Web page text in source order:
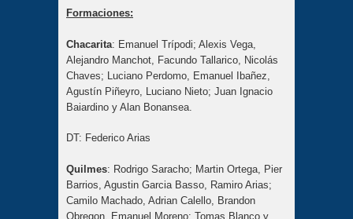
Formaciones:
Chacarita: Emanuel Trípodi; Alexis Vega,
Alejandro Manchot, Facundo Tallarico, Nicolás
Chaves; Luciano Perdomo, Emanuel Ibañez,
Agustín Piñeyro, Luciano Nieto; Juan Ignacio
Baiardino y Alan Bonansea.
DT: Federico Arias
Quilmes: Rodrigo Saracho; Martin Ortega, Pier
Barrios, Agustin Garcia Basso, Ramiro Arias;
Camilo Machado, Adrian Calello, Brandon
Obregon, Emanuel Moreno; Tomas Blanco y